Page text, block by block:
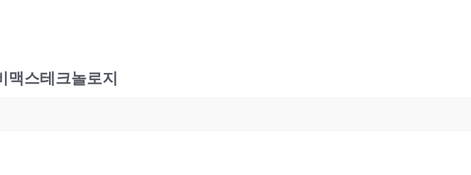
스테크놀로지